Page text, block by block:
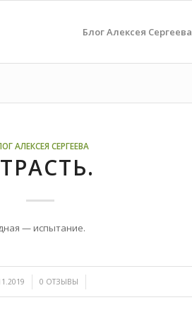
Блог Алексея Сергеева
АЛЕКСЕЯ СЕРГЕЕВА
— испытание.
0 ОТЗЫВЫ
/